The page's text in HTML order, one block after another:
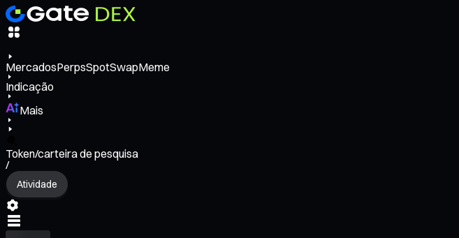
MercadosPerpsSpotSwapMeme
Indicação
Mais
Token/carteira de pesquisa
/
Atividade